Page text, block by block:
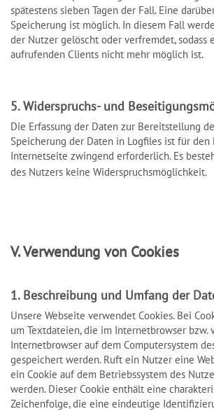
spätestens sieben Tagen der Fall. Eine
Speicherung ist möglich. In diesem Fall
der Nutzer gelöscht oder verfremdet, sodass
aufrufenden Clients nicht mehr möglich ist.
5. Widerspruchs- und
Die Erfassung der Daten zur Bereitstellung
Speicherung der Daten in Logfiles ist für den
Internetseite zwingend erforderlich. Es
des Nutzers keine Widerspruchsmöglichkeit.
V. Verwendung von Cookies
1. Beschreibung und Umfang der
Unsere Webseite verwendet Cookies. Bei
um Textdateien, die im Internetbrowser bzw.
Internetbrowser auf dem Computersystem
gespeichert werden. Ruft ein Nutzer eine
ein Cookie auf dem Betriebssystem des
werden. Dieser Cookie enthält eine
Zeichenfolge, die eine eindeutige